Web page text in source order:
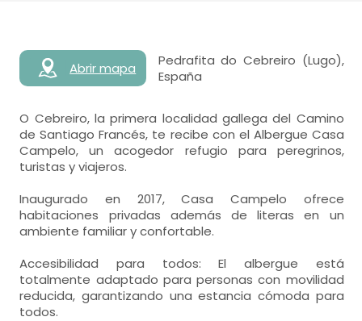
Abrir mapa
Pedrafita do Cebreiro (Lugo),
España
O Cebreiro, la primera localidad gallega del Camino
de Santiago Francés, te recibe con el Albergue Casa
Campelo, un acogedor refugio para peregrinos,
turistas y viajeros.
Inaugurado en 2017, Casa Campelo ofrece
habitaciones privadas además de literas en un
ambiente familiar y confortable.
Accesibilidad para todos: El albergue está
totalmente adaptado para personas con movilidad
reducida, garantizando una estancia cómoda para
todos.